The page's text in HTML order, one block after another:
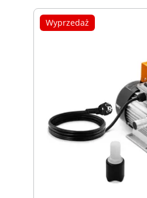
Wyprzedaż